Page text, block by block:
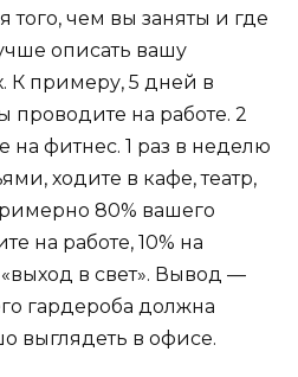
того, чем вы заняты и где
описать вашу
К примеру, 5 дней в
проводите на работе. 2
на фитнес. 1 раз в неделю
ходите в кафе, театр,
80% вашего
на работе, 10% на
в свет». Вывод —
гардероба должна
выглядеть в офисе.